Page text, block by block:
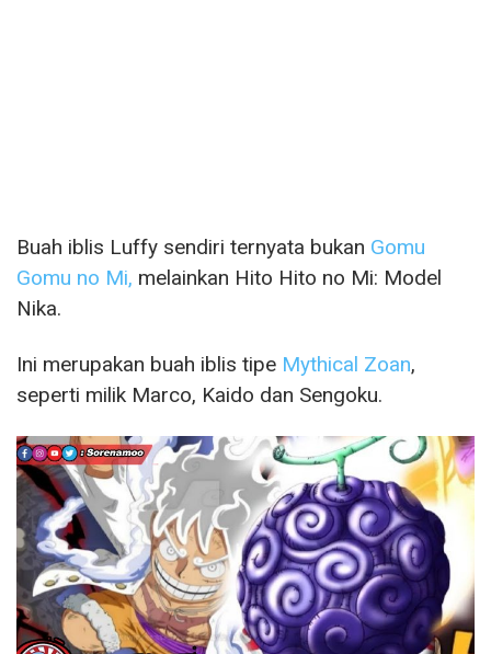
Buah iblis Luffy sendiri ternyata bukan Gomu
Gomu no Mi, melainkan Hito Hito no Mi: Model
Nika.
Ini merupakan buah iblis tipe Mythical Zoan,
seperti milik Marco, Kaido dan Sengoku.